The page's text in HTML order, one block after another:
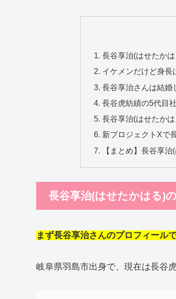
長谷享治(はせたか
イケメンだけど身長
長谷享治さんは結婚
長谷虎紡績の5代目
長谷享治(はせたか
新プロジェクトXで
【まとめ】長谷享
長谷享治(はせたかはる)
まず長谷享治さんのプロフィール
岐阜県羽島市出身で、現在は長谷